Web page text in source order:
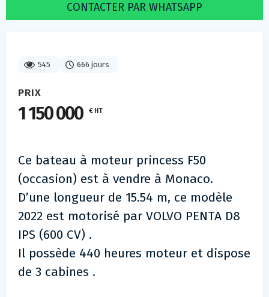
545 666 jours
PRIX
1 150 000 € HT
Ce bateau à moteur princess F50
(occasion) est à vendre à Monaco.
D’une longueur de 15.54 m, ce modèle
2022 est motorisé par VOLVO PENTA D8
IPS (600 CV) .
Il possède 440 heures moteur et dispose
de 3 cabines .
CONTACTER PAR WHATSAPP